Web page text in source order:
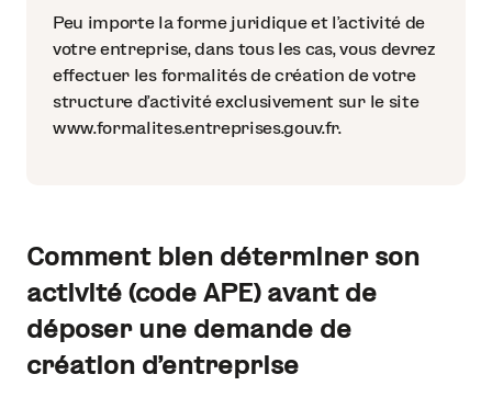
Peu importe la forme juridique et l’activité de
votre entreprise, dans tous les cas, vous devrez
effectuer les formalités de création de votre
structure d’activité exclusivement sur le site
www.formalites.entreprises.gouv.fr.
Comment bien déterminer son
activité (code APE) avant de
déposer une demande de
création d’entreprise